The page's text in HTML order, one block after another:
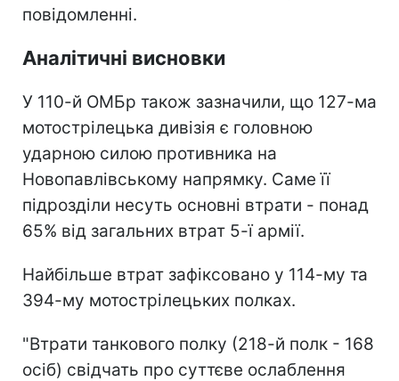
повідомленні.
Аналітичні висновки
У 110-й ОМБр також зазначили, що 127-ма
мотострілецька дивізія є головною
ударною силою противника на
Новопавлівському напрямку. Саме її
підрозділи несуть основні втрати - понад
65% від загальних втрат 5-ї армії.
Найбільше втрат зафіксовано у 114-му та
394-му мотострілецьких полках.
"Втрати танкового полку (218-й полк - 168
осіб) свідчать про суттєве ослаблення